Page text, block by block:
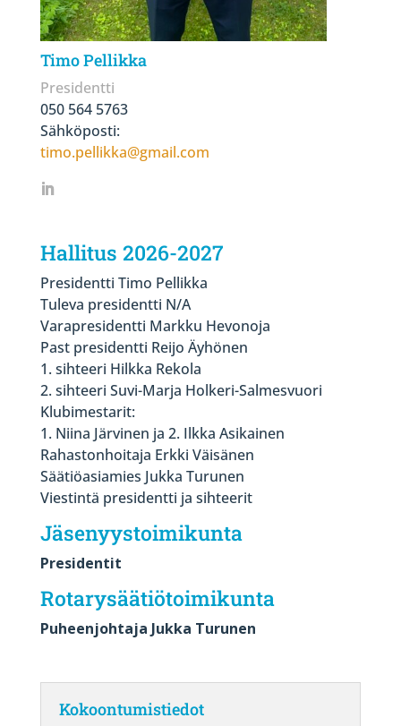
Timo Pellikka
Presidentti
050 564 5763
Sähköposti:
timo.pellikka@gmail.com
Hallitus 2026-2027
Presidentti Timo Pellikka
Tuleva presidentti N/A
Varapresidentti Markku Hevonoja
Past presidentti Reijo Äyhönen
1. sihteeri Hilkka Rekola
2. sihteeri Suvi-Marja Holkeri-Salmesvuori
Klubimestarit:
1. Niina Järvinen ja 2. Ilkka Asikainen
Rahastonhoitaja Erkki Väisänen
Säätiöasiamies Jukka Turunen
Viestintä presidentti ja sihteerit
Jäsenyystoimikunta
Presidentit
Rotarysäätiötoimikunta
Puheenjohtaja Jukka Turunen
Kokoontumistiedot